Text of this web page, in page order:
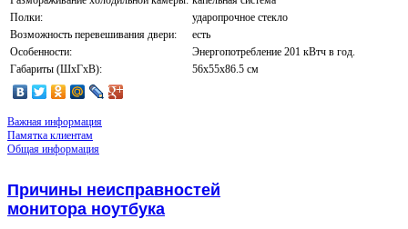
Полки:
ударопрочное стекло
Возможность перевешивания двери:
есть
Особенности:
Энергопотребление 201 кВтч в год.
Габариты (ШxГxВ):
56x55x86.5 см
Важная информация
Памятка клиентам
Общая информация
Причины неисправностей
монитора ноутбука